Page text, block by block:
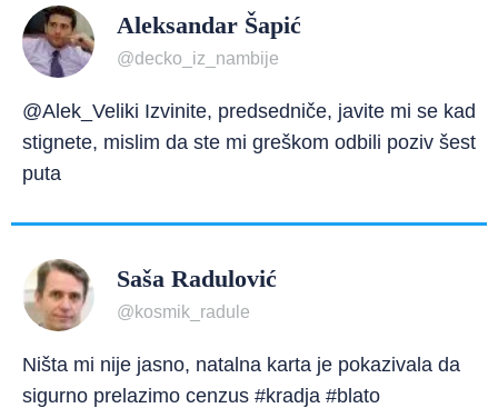
Aleksandar Šapić
@decko_iz_nambije
@Alek_Veliki Izvinite, predsedniče, javite mi se kad
stignete, mislim da ste mi greškom odbili poziv šest
puta
Saša Radulović
@kosmik_radule
Ništa mi nije jasno, natalna karta je pokazivala da
sigurno prelazimo cenzus #kradja #blato